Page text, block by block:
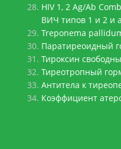
HIV 1, 2 Ag/Ab
ВИЧ типов 1 и 2 и
Treponema
Паратиреоидный
Тироксин
Тиреотропный
Антитела к
Коэффициент